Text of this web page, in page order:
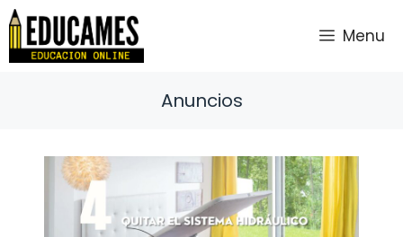
Saltar
contenido
Menu
Anuncios